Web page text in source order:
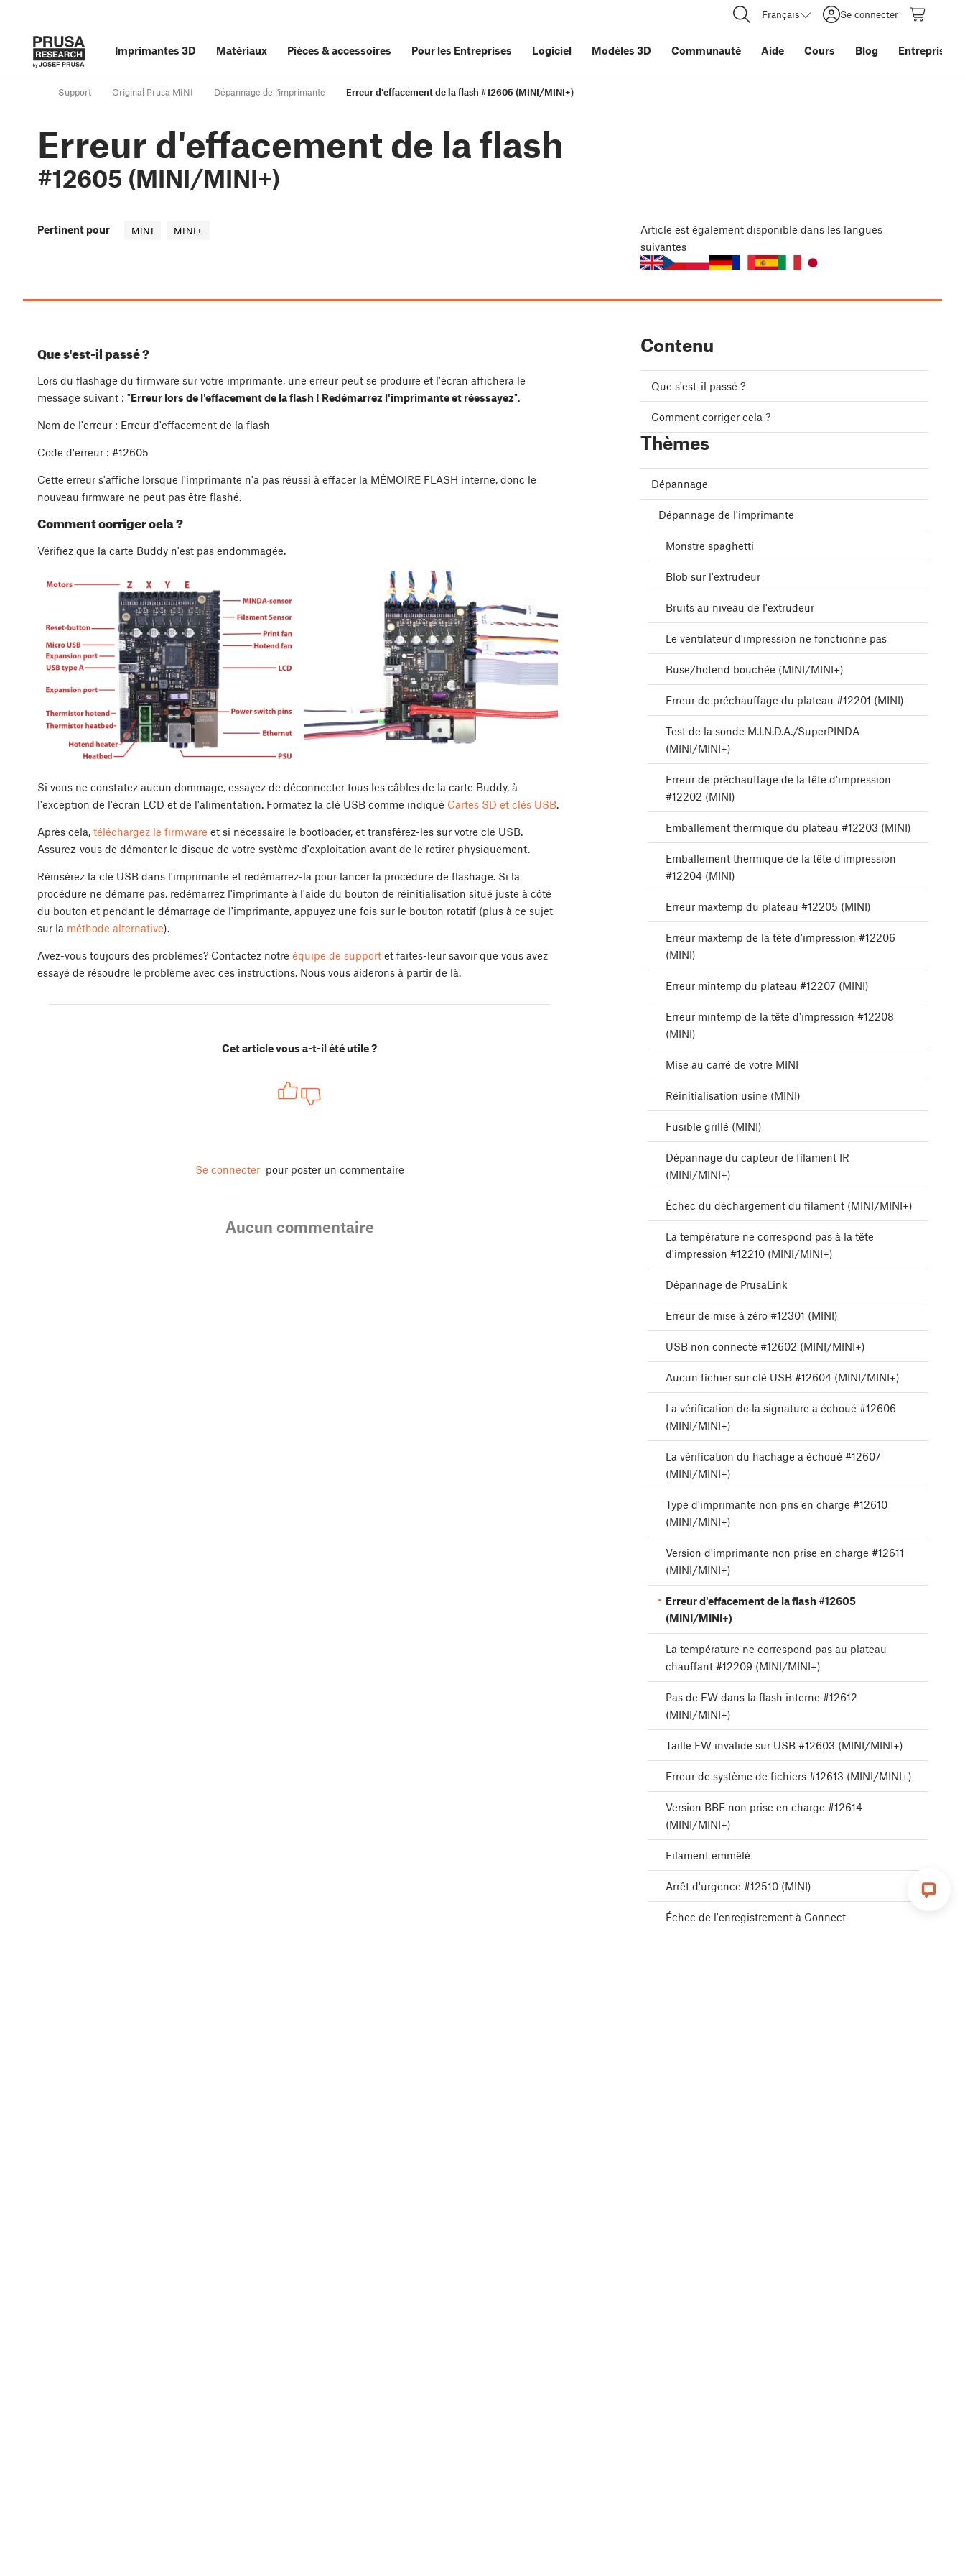
Français Se connecter
Imprimantes 3D Matériaux Pièces &accessoires Pour les Entreprises Logiciel Modèles 3D Communauté Aide Cours Blog Entreprise
Support Original Prusa MINI Dépannage de l'imprimante Erreur d'effacement de la flash #12605 (MINI/MINI+)
Erreur d'effacement de la flash
#12605 (MINI/MINI+)
Pertinent pour MINI MINI+ Article est également disponible dans les langues
suivantes
Que s'est-il passé ?
Lors du flashage du firmware sur votre imprimante, une erreur peut se produire et l'écran affichera le
message suivant : "Erreur lors de l'effacement de la flash ! Redémarrez l'imprimante et réessayez".
Nom de l'erreur : Erreur d'effacement de la flash
Code d'erreur : #12605
Cette erreur s'affiche lorsque l'imprimante n'a pas réussi à effacer la MÉMOIRE FLASH interne, donc le
nouveau firmware ne peut pas être flashé.
Comment corriger cela ?
Vérifiez que la carte Buddy n'est pas endommagée.
Si vous ne constatez aucun dommage, essayez de déconnecter tous les câbles de la carte Buddy, à
l'exception de l'écran LCD et de l'alimentation. Formatez la clé USB comme indiqué Cartes SD et clés USB.
Après cela, téléchargez le firmware et si nécessaire le bootloader, et transférez-les sur votre clé USB.
Assurez-vous de démonter le disque de votre système d'exploitation avant de le retirer physiquement.
Réinsérez la clé USB dans l'imprimante et redémarrez-la pour lancer la procédure de flashage. Si la
procédure ne démarre pas, redémarrez l'imprimante à l'aide du bouton de réinitialisation situé juste à côté
du bouton et pendant le démarrage de l'imprimante, appuyez une fois sur le bouton rotatif (plus à ce sujet
sur la méthode alternative).
Avez-vous toujours des problèmes? Contactez notre équipe de support et faites-leur savoir que vous avez
essayé de résoudre le problème avec ces instructions. Nous vous aiderons à partir de là.
Cet article vous a-t-il été utile ?
Se connecter pour poster un commentaire
Aucun commentaire
Contenu
Que s'est-il passé ?
Comment corriger cela ?
Thèmes
Dépannage
Dépannage de l'imprimante
Monstre spaghetti
Blob sur l'extrudeur
Bruits au niveau de l'extrudeur
Le ventilateur d'impression ne fonctionne pas
Buse/hotend bouchée (MINI/MINI+)
Erreur de préchauffage du plateau #12201 (MINI)
Test de la sonde M.I.N.D.A./SuperPINDA
(MINI/MINI+)
Erreur de préchauffage de la tête d'impression
#12202 (MINI)
Emballement thermique du plateau #12203 (MINI)
Emballement thermique de la tête d'impression
#12204 (MINI)
Erreur maxtemp du plateau #12205 (MINI)
Erreur maxtemp de la tête d'impression #12206
(MINI)
Erreur mintemp du plateau #12207 (MINI)
Erreur mintemp de la tête d'impression #12208
(MINI)
Mise au carré de votre MINI
Réinitialisation usine (MINI)
Fusible grillé (MINI)
Dépannage du capteur de filament IR
(MINI/MINI+)
Échec du déchargement du filament (MINI/MINI+)
La température ne correspond pas à la tête
d'impression #12210 (MINI/MINI+)
Dépannage de PrusaLink
Erreur de mise à zéro #12301 (MINI)
USB non connecté #12602 (MINI/MINI+)
Aucun fichier sur clé USB #12604 (MINI/MINI+)
La vérification de la signature a échoué #12606
(MINI/MINI+)
La vérification du hachage a échoué #12607
(MINI/MINI+)
Type d'imprimante non pris en charge #12610
(MINI/MINI+)
Version d'imprimante non prise en charge #12611
(MINI/MINI+)
Erreur d'effacement de la flash #12605
(MINI/MINI+)
La température ne correspond pas au plateau
chauffant #12209 (MINI/MINI+)
Pas de FW dans la flash interne #12612
(MINI/MINI+)
Taille FW invalide sur USB #12603 (MINI/MINI+)
Erreur de système de fichiers #12613 (MINI/MINI+)
Version BBF non prise en charge #12614
(MINI/MINI+)
Filament emmêlé
Arrêt d'urgence #12510 (MINI)
Échec de l'enregistrement à Connect